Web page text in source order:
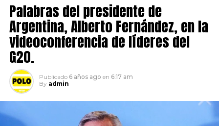
Palabras del presidente de
Argentina, Alberto Fernández, en la
videoconferencia de líderes del
G20.
Publicado 6 años ago en 6:17 am
By admin